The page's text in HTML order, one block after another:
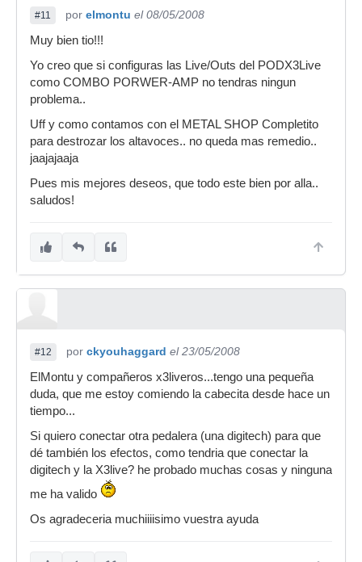
#11 por elmontu el 08/05/2008
Muy bien tio!!!
Yo creo que si configuras las Live/Outs del PODX3Live
como COMBO PORWER-AMP no tendras ningun
problema..
Uff y como contamos con el METAL SHOP Completito
para destrozar los altavoces.. no queda mas remedio..
jaajajaaja
Pues mis mejores deseos, que todo este bien por alla..
saludos!
#12 por ckyouhaggard el 23/05/2008
ElMontu y compañeros x3liveros...tengo una pequeña
duda, que me estoy comiendo la cabecita desde hace un
tiempo...
Si quiero conectar otra pedalera (una digitech) para que
dé también los efectos, como tendria que conectar la
digitech y la X3live? he probado muchas cosas y ninguna
me ha valido
Os agradeceria muchiiiisimo vuestra ayuda